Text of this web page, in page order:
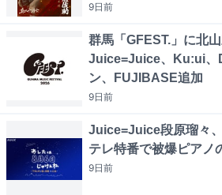
9日前
群馬「GFEST.」に北山
Juice=Juice、Ku:ui、
ン、FUJIBASE追加
9日前
Juice=Juice段原瑠々
テレ特番で被爆ピアノ
9日前